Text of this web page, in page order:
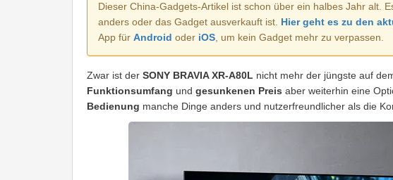
Dieser China-Gadgets-Artikel ist schon über ein halbes Jahr alt.
anders oder das Gadget ausverkauft ist. Hier geht es zu den
App für Android oder iOS , um kein Gadget mehr zu verpassen.
Zwar ist der SONY BRAVIA XR-A80L nicht mehr der jüngste auf
Funktionsumfang und gesunkenen Preis aber weiterhin eine
Bedienung manche Dinge anders und nutzerfreundlicher als die